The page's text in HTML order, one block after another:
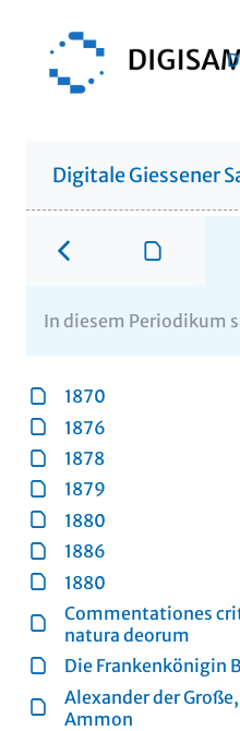
Digitale Giessener
1870
1876
1878
1879
1880
1886
1880
Commentationes
natura deorum
Die Frankenkönigin
Alexander der
Ammon